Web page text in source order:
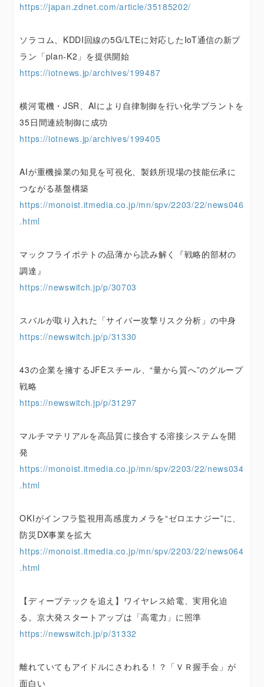
https://japan.zdnet.com/article/35185202/
ソラコム、KDDI回線の5G/LTEに対応したIoT通信の新プ
ラン「plan-K2」を提供開始
https://iotnews.jp/archives/199487
横河電機・JSR、AIにより自律制御を行い化学プラントを
35日間連続制御に成功
https://iotnews.jp/archives/199405
AIが重機操業の知見を可視化、製鉄所現場の技能伝承に
つながる基盤構築
https://monoist.itmedia.co.jp/mn/spv/2203/22/news046
.html
マックフライポテトの品薄から読み解く『戦略的部材の
調達』
https://newswitch.jp/p/30703
スバルが取り入れた「サイバー攻撃リスク分析」の中身
https://newswitch.jp/p/31330
43の企業を擁するJFEスチール、“量から質へ”のグループ
戦略
https://newswitch.jp/p/31297
マルチマテリアルを高品質に接合する溶接システムを開
発
https://monoist.itmedia.co.jp/mn/spv/2203/22/news034
.html
OKIがインフラ監視用高感度カメラを“ゼロエナジー”に、
防災DX事業を拡大
https://monoist.itmedia.co.jp/mn/spv/2203/22/news064
.html
【ディープテックを追え】ワイヤレス給電、実用化迫
る。京大発スタートアップは「高電力」に照準
https://newswitch.jp/p/31332
離れていてもアイドルにさわれる！？「ＶＲ握手会」が
面白い